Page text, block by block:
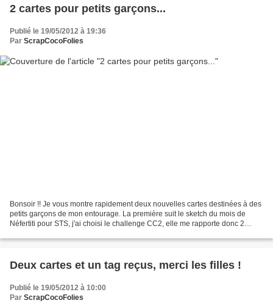
2 cartes pour petits garçons...
Publié le 19/05/2012 à 19:36
Par ScrapCocoFolies
Bonsoir !! Je vous montre rapidement deux nouvelles cartes destinées à des
petits garçons de mon entourage. La première suit le sketch du mois de
Néfertiti pour STS, j'ai choisi le challenge CC2, elle me rapporte donc 2
Deux cartes et un tag reçus, merci les filles !
Publié le 19/05/2012 à 10:00
Par ScrapCocoFolies